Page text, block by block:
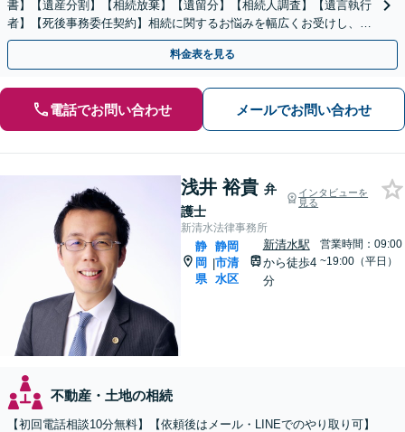
書】【遺産分割】【相続放棄】【遺留分】【相続人調査】【遺言執行
者】【死後事務委任契約】相続に関するお悩みを幅広くお受けし、納
得できる相続の実現を目指します
料金表を見る
電話でお問い合わせ メールでお問い合わせ
浅井 裕貴 弁
護士
インタビューを
見る
新清水法律事務所
静
岡
県
|
静岡
市清
水区
新清水駅
から徒歩4
分
営業時間：09:00
~19:00（平日）
不動産・土地の相続
【初回電話相談10分無料】【依頼後はメール・LINEでのやり取り可】